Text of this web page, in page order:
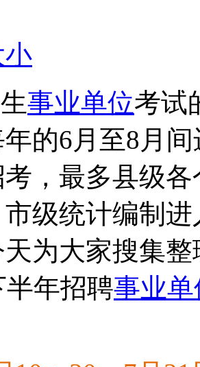
小
事业单位考试
的6月至8月
，最多县级
级统计编制
为大家搜集
半年招聘事业单